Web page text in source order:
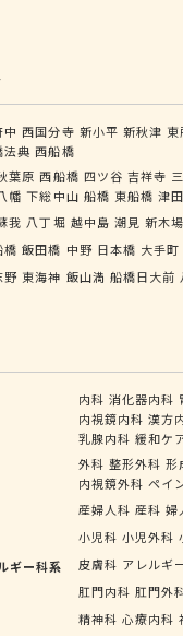
中 西国分寺 新小平 新秋津 東
法典 西船橋
葉原 西船橋 四ツ谷 吉祥寺
幡 下総中山 船橋 東船橋 津
我 八丁堀 越中島 潮見 新木場
橋 飯田橋 中野 日本橋 大手町
野 東海神 飯山満 船橋日大前
内科 消化器内科
内視鏡内科 漢方
乳腺内科 緩和ケ
外科 整形外科 形
内視鏡外科 ペイ
産婦人科 産科 婦
小児科 小児外科
ギー科系
皮膚科 アレルギ
肛門内科 肛門外
精神科 心療内科